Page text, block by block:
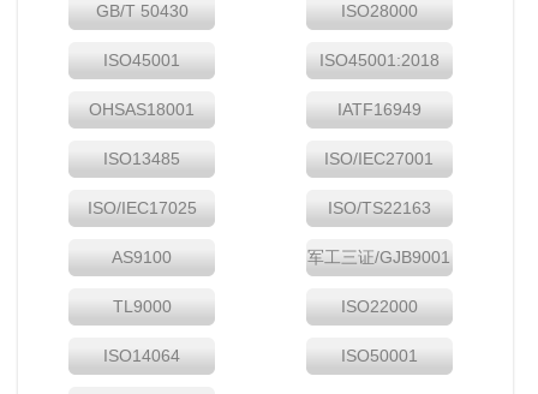
GB/T 50430 ISO28000
ISO45001 ISO45001:2018
OHSAS18001 IATF16949
ISO13485 ISO/IEC27001
ISO/IEC17025 ISO/TS22163
AS9100 军工三证/GJB9001
TL9000 ISO22000
ISO14064 ISO50001